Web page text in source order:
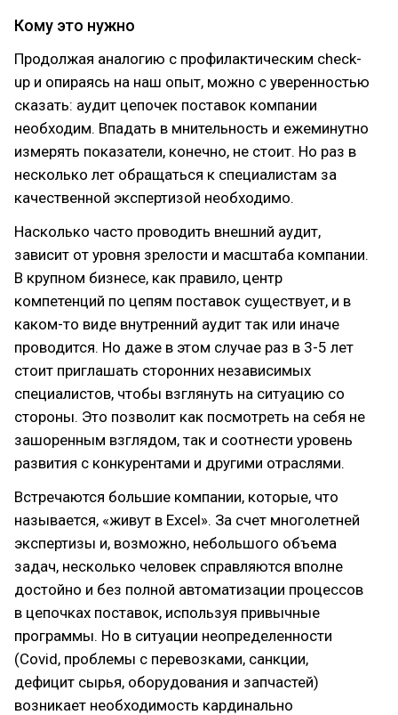
Кому это нужно
Продолжая аналогию с профилактическим check-
up и опираясь на наш опыт, можно с уверенностью
сказать: аудит цепочек поставок компании
необходим. Впадать в мнительность и ежеминутно
измерять показатели, конечно, не стоит. Но раз в
несколько лет обращаться к специалистам за
качественной экспертизой необходимо.
Насколько часто проводить внешний аудит,
зависит от уровня зрелости и масштаба компании.
В крупном бизнесе, как правило, центр
компетенций по цепям поставок существует, и в
каком-то виде внутренний аудит так или иначе
проводится. Но даже в этом случае раз в 3-5 лет
стоит приглашать сторонних независимых
специалистов, чтобы взглянуть на ситуацию со
стороны. Это позволит как посмотреть на себя не
зашоренным взглядом, так и соотнести уровень
развития с конкурентами и другими отраслями.
Встречаются большие компании, которые, что
называется, «живут в Excel». За счет многолетней
экспертизы и, возможно, небольшого объема
задач, несколько человек справляются вполне
достойно и без полной автоматизации процессов
в цепочках поставок, используя привычные
программы. Но в ситуации неопределенности
(Covid, проблемы с перевозками, санкции,
дефицит сырья, оборудования и запчастей)
возникает необходимость кардинально